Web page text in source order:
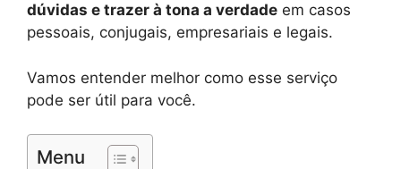
dúvidas e trazer à tona a verdade em casos
pessoais, conjugais, empresariais e legais.
Vamos entender melhor como esse serviço
pode ser útil para você.
Menu